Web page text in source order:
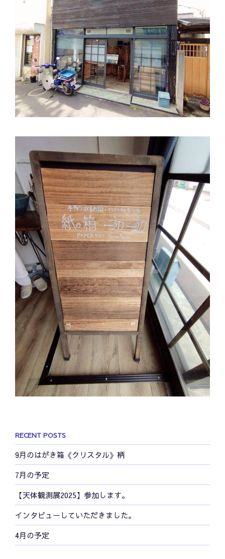
RECENT POSTS
9月のはがき箱《クリスタル》柄
7月の予定
【天体観測展2025】参加します。
インタビューしていただきました。
4月の予定